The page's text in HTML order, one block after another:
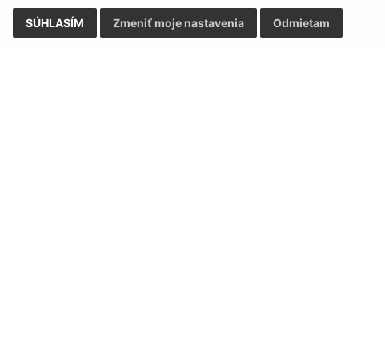
SÚHLASÍM Odmietam
Zmeniť moje nastavenia